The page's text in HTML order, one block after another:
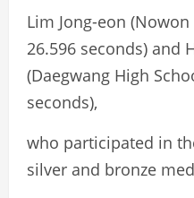
Lim Jong-eon
26.596 seconds) and
(Daegwang High
seconds),
who participated in
silver and bronze